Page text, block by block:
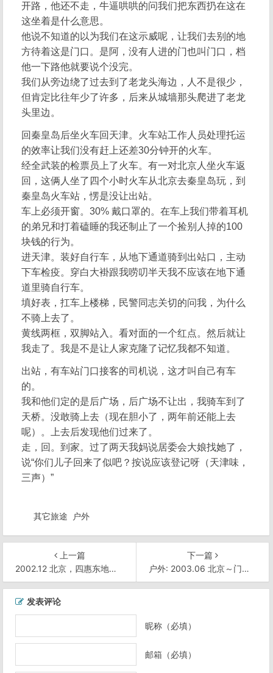
开路，他还不走，牛逼哄哄的问我们把东西扔在这在
这坐着是什么意思。
他说不知道的以为我们在这示威呢，让我们去别的地
方待着这是门口。是阿，没有人进的门也叫门口，档
他一下路他就要说个没完。
我们从旁边绕了过去到了老龙头海边，人不是很少，
但肯定比往年少了许多，后来从城墙那头爬进了老龙
头里边。
回秦皇岛后坐火车回天津。火车站工作人员处理托运
的效率让我们没有赶上还差30分钟开的火车。
经全武装的检票员上了火车。有一对北京人坐火车返
回，这俩人坐了四个小时火车从北京去秦皇岛玩，到
秦皇岛火车站，愣是没让出站。
车上必须开窗。30% 戴口罩的。在车上我们带着耳机
的弟兄和打着磕睡的我还制止了一个捡别人掉的100
块钱的行为。
进天津。装好自行车，从地下通道骑到出站口，主动
下车检疫。穿白大褂跟我唠叨半天我不应该在地下通
道里骑自行车。
填好表，扛车上楼梯，民警同志关切的问我，为什么
不骑上去了。
黄线两框，双脚站入。看对面的一个红点。然后就让
我走了。我是不是让人家克隆了记忆我都不知道。
出站，有车站门口接客的司机说，这才叫自己有车
的。
我和他们定的是后广场，后广场不让出，我骑车到了
天桥。没敢骑上去（现在胆小了，两年前还能上去
呢）。上去后发现他们过来了。
走，回。到家。过了两天我妈说居委会大娘找她了，
说“你们儿子回来了似吧？按说应该登记呀（天津味，
三声）”
其它旅途 户外
上一篇
2002.12 北京，四惠东地铁站——古城地铁站，步行
下一篇
户外: 2003.06 北京～门头沟斋堂水库 骑行往返(80km*2)
发表评论
昵称（必填）
邮箱（必填）